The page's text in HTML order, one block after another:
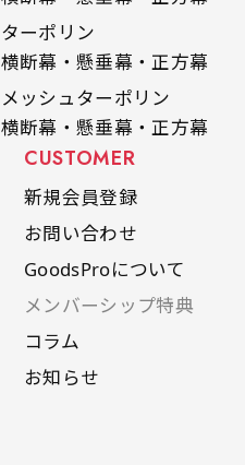
ターポリン
横断幕・懸垂幕・正方幕
メッシュターポリン
横断幕・懸垂幕・正方幕
CUSTOMER
新規会員登録
お問い合わせ
GoodsProについて
メンバーシップ特典
コラム
お知らせ